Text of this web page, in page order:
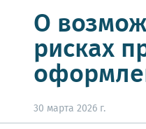
О
рисках
30 марта 2026 г.